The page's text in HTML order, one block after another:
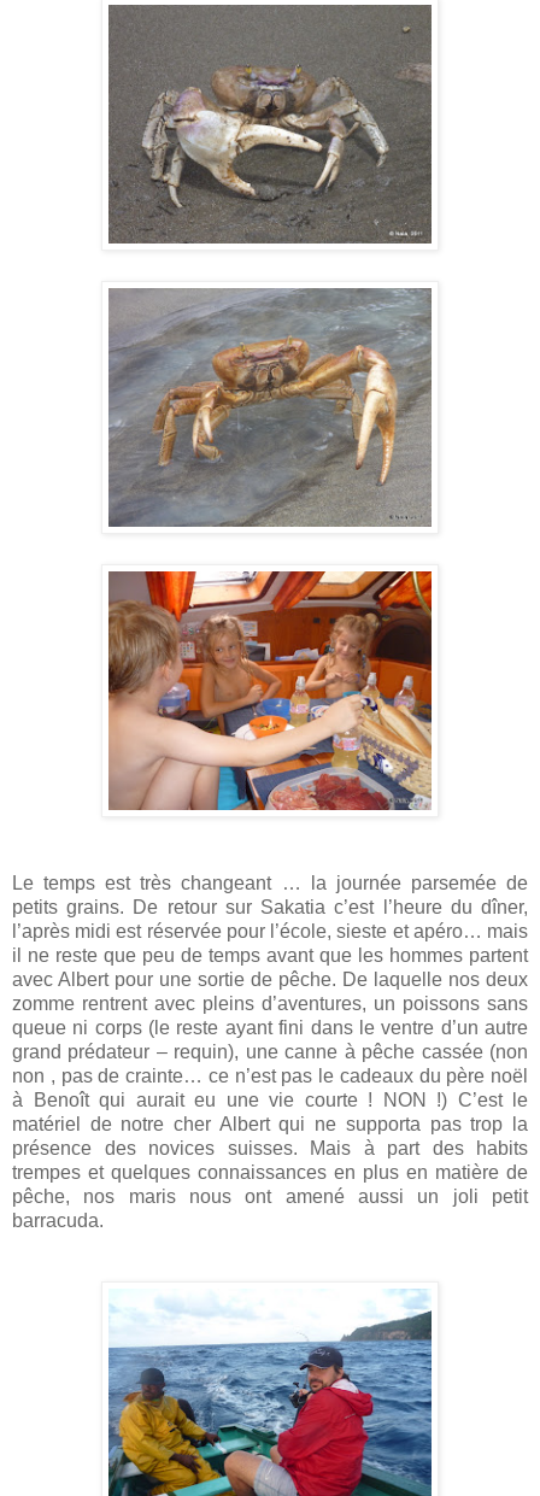
Le temps est très changeant … la journée parsemée de
petits grains. De retour sur Sakatia c’est l’heure du dîner,
l’après midi est réservée pour l’école, sieste et apéro… mais
il ne reste que peu de temps avant que les hommes partent
avec Albert pour une sortie de pêche. De laquelle nos deux
zomme rentrent avec pleins d’aventures, un poissons sans
queue ni corps (le reste ayant fini dans le ventre d’un autre
grand prédateur – requin), une canne à pêche cassée (non
non , pas de crainte… ce n’est pas le cadeaux du père noël
à Benoît qui aurait eu une vie courte ! NON !) C’est le
matériel de notre cher Albert qui ne supporta pas trop la
présence des novices suisses. Mais à part des habits
trempes et quelques connaissances en plus en matière de
pêche, nos maris nous ont amené aussi un joli petit
barracuda.